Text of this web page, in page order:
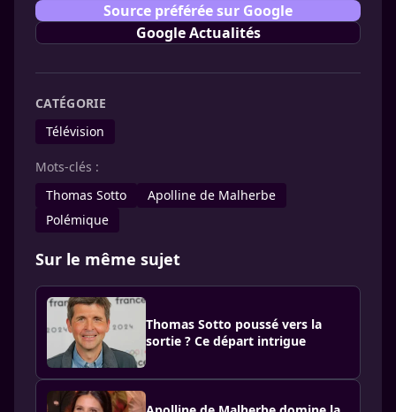
Source préférée sur Google
Google Actualités
CATÉGORIE
Télévision
Mots-clés :
Thomas Sotto
Apolline de Malherbe
Polémique
Sur le même sujet
Thomas Sotto poussé vers la
sortie ? Ce départ intrigue